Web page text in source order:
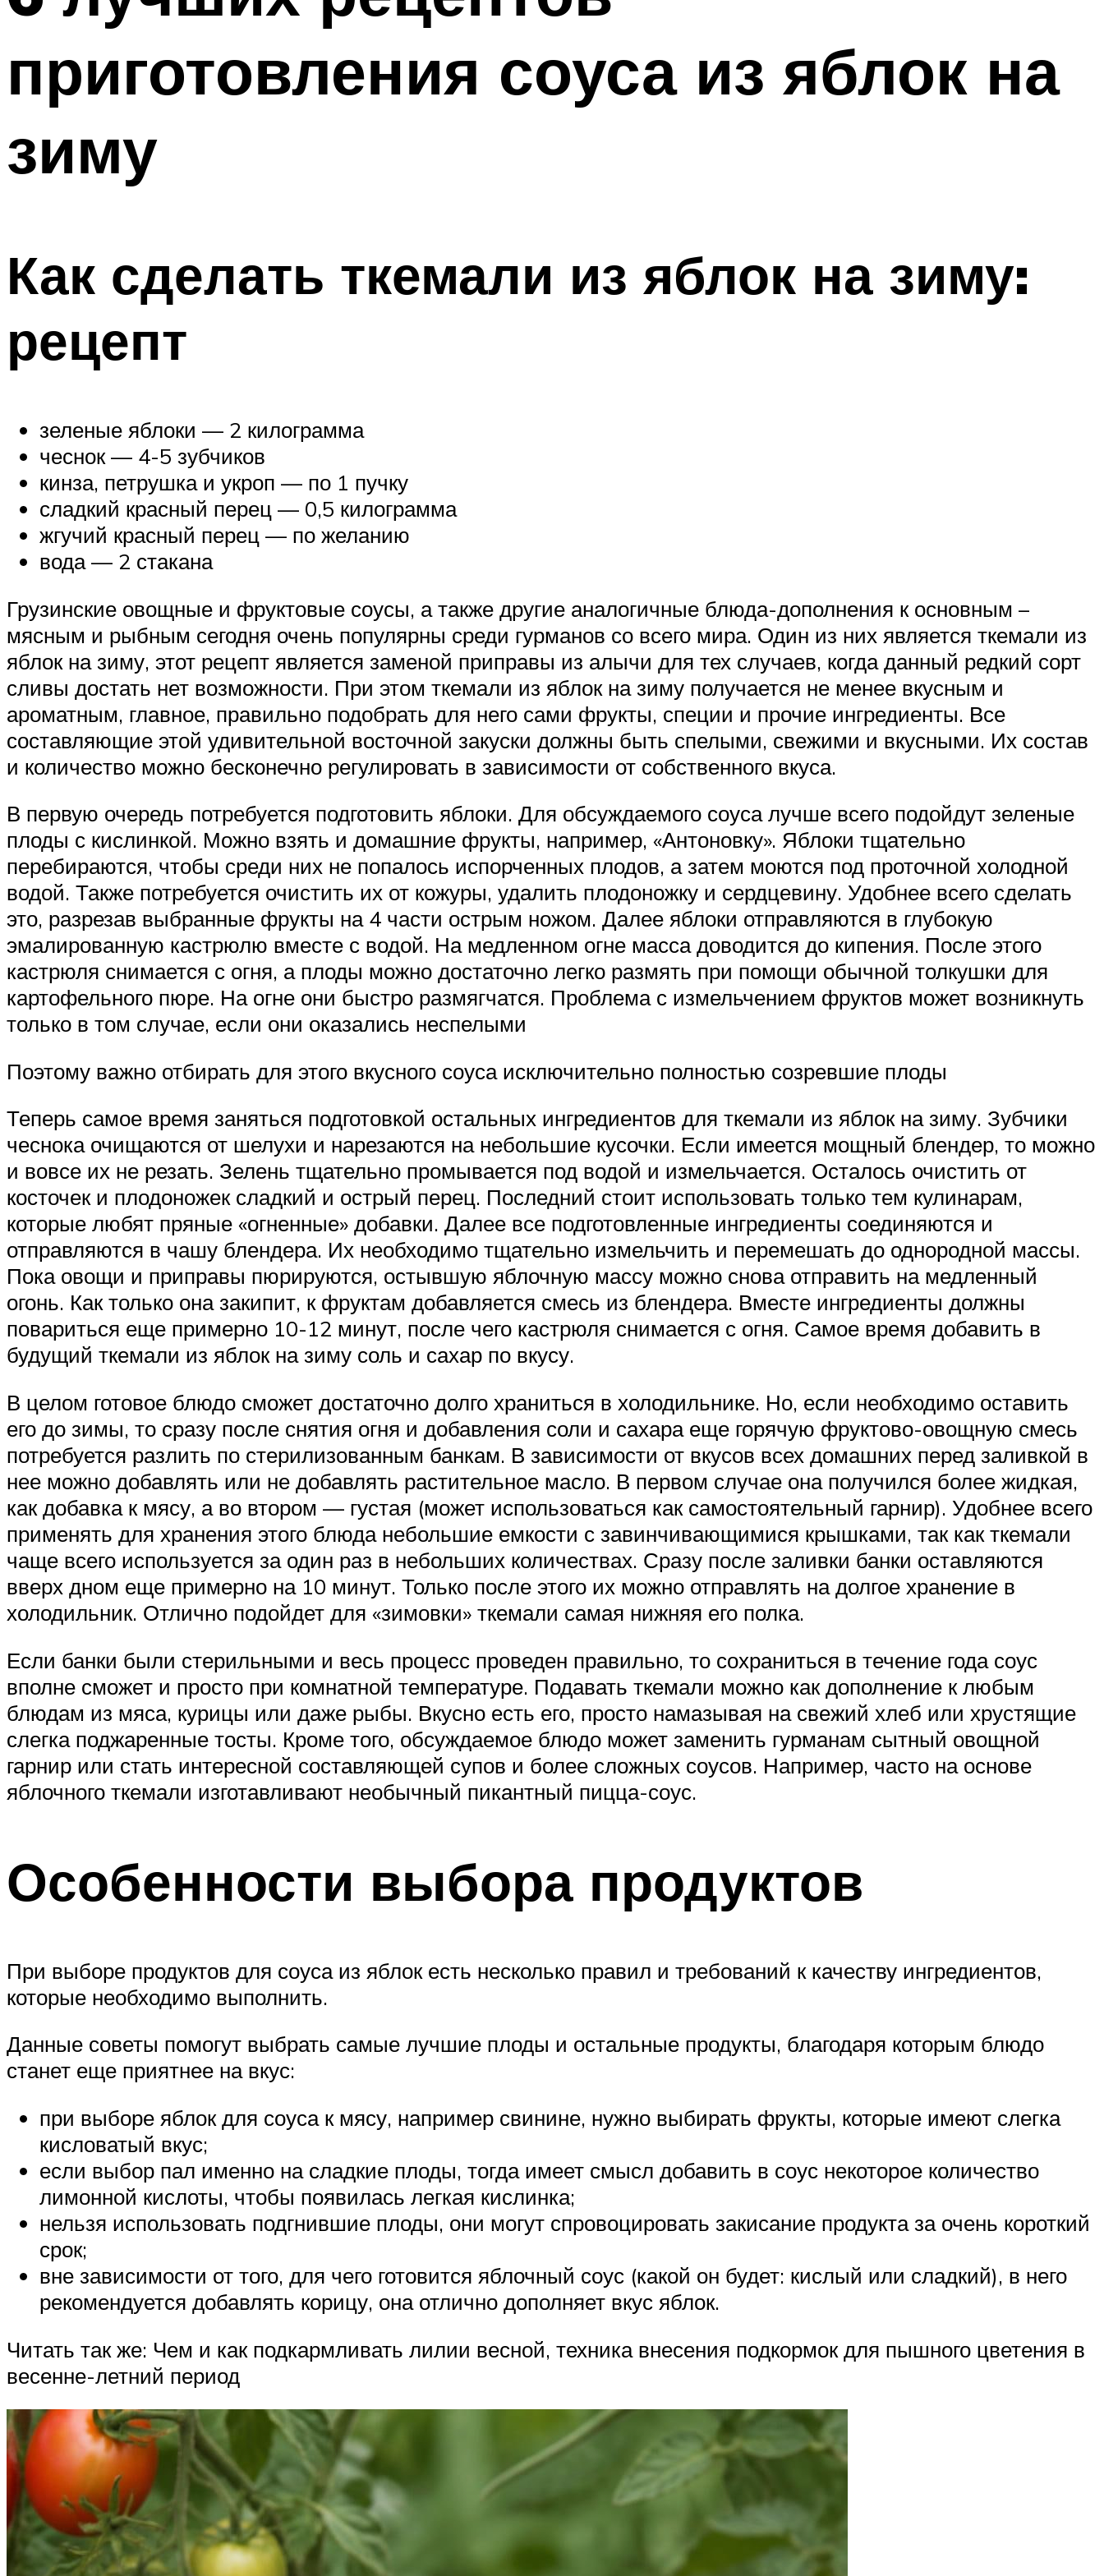
приготовления соуса из яблок на
зиму
Как сделать ткемали из яблок на зиму:
рецепт
зеленые яблоки — 2 килограмма
чеснок — 4-5 зубчиков
кинза, петрушка и укроп — по 1 пучку
сладкий красный перец — 0,5 килограмма
жгучий красный перец — по желанию
вода — 2 стакана
Грузинские овощные и фруктовые соусы, а также другие аналогичные блюда-дополнения к основным –
мясным и рыбным сегодня очень популярны среди гурманов со всего мира. Один из них является ткемали из
яблок на зиму, этот рецепт является заменой приправы из алычи для тех случаев, когда данный редкий сорт
сливы достать нет возможности. При этом ткемали из яблок на зиму получается не менее вкусным и
ароматным, главное, правильно подобрать для него сами фрукты, специи и прочие ингредиенты. Все
составляющие этой удивительной восточной закуски должны быть спелыми, свежими и вкусными. Их состав
и количество можно бесконечно регулировать в зависимости от собственного вкуса.
В первую очередь потребуется подготовить яблоки. Для обсуждаемого соуса лучше всего подойдут зеленые
плоды с кислинкой. Можно взять и домашние фрукты, например, «Антоновку». Яблоки тщательно
перебираются, чтобы среди них не попалось испорченных плодов, а затем моются под проточной холодной
водой. Также потребуется очистить их от кожуры, удалить плодоножку и сердцевину. Удобнее всего сделать
это, разрезав выбранные фрукты на 4 части острым ножом. Далее яблоки отправляются в глубокую
эмалированную кастрюлю вместе с водой. На медленном огне масса доводится до кипения. После этого
кастрюля снимается с огня, а плоды можно достаточно легко размять при помощи обычной толкушки для
картофельного пюре. На огне они быстро размягчатся. Проблема с измельчением фруктов может возникнуть
только в том случае, если они оказались неспелыми
Поэтому важно отбирать для этого вкусного соуса исключительно полностью созревшие плоды
Теперь самое время заняться подготовкой остальных ингредиентов для ткемали из яблок на зиму. Зубчики
чеснока очищаются от шелухи и нарезаются на небольшие кусочки. Если имеется мощный блендер, то можно
и вовсе их не резать. Зелень тщательно промывается под водой и измельчается. Осталось очистить от
косточек и плодоножек сладкий и острый перец. Последний стоит использовать только тем кулинарам,
которые любят пряные «огненные» добавки. Далее все подготовленные ингредиенты соединяются и
отправляются в чашу блендера. Их необходимо тщательно измельчить и перемешать до однородной массы.
Пока овощи и приправы пюрируются, остывшую яблочную массу можно снова отправить на медленный
огонь. Как только она закипит, к фруктам добавляется смесь из блендера. Вместе ингредиенты должны
повариться еще примерно 10-12 минут, после чего кастрюля снимается с огня. Самое время добавить в
будущий ткемали из яблок на зиму соль и сахар по вкусу.
В целом готовое блюдо сможет достаточно долго храниться в холодильнике. Но, если необходимо оставить
его до зимы, то сразу после снятия огня и добавления соли и сахара еще горячую фруктово-овощную смесь
потребуется разлить по стерилизованным банкам. В зависимости от вкусов всех домашних перед заливкой в
нее можно добавлять или не добавлять растительное масло. В первом случае она получился более жидкая,
как добавка к мясу, а во втором — густая (может использоваться как самостоятельный гарнир). Удобнее всего
применять для хранения этого блюда небольшие емкости с завинчивающимися крышками, так как ткемали
чаще всего используется за один раз в небольших количествах. Сразу после заливки банки оставляются
вверх дном еще примерно на 10 минут. Только после этого их можно отправлять на долгое хранение в
холодильник. Отлично подойдет для «зимовки» ткемали самая нижняя его полка.
Если банки были стерильными и весь процесс проведен правильно, то сохраниться в течение года соус
вполне сможет и просто при комнатной температуре. Подавать ткемали можно как дополнение к любым
блюдам из мяса, курицы или даже рыбы. Вкусно есть его, просто намазывая на свежий хлеб или хрустящие
слегка поджаренные тосты. Кроме того, обсуждаемое блюдо может заменить гурманам сытный овощной
гарнир или стать интересной составляющей супов и более сложных соусов. Например, часто на основе
яблочного ткемали изготавливают необычный пикантный пицца-соус.
Особенности выбора продуктов
При выборе продуктов для соуса из яблок есть несколько правил и требований к качеству ингредиентов,
которые необходимо выполнить.
Данные советы помогут выбрать самые лучшие плоды и остальные продукты, благодаря которым блюдо
станет еще приятнее на вкус:
при выборе яблок для соуса к мясу, например свинине, нужно выбирать фрукты, которые имеют слегка
кисловатый вкус;
если выбор пал именно на сладкие плоды, тогда имеет смысл добавить в соус некоторое количество
лимонной кислоты, чтобы появилась легкая кислинка;
нельзя использовать подгнившие плоды, они могут спровоцировать закисание продукта за очень короткий
срок;
вне зависимости от того, для чего готовится яблочный соус (какой он будет: кислый или сладкий), в него
рекомендуется добавлять корицу, она отлично дополняет вкус яблок.
Читать так же: Чем и как подкармливать лилии весной, техника внесения подкормок для пышного цветения в
весенне-летний период